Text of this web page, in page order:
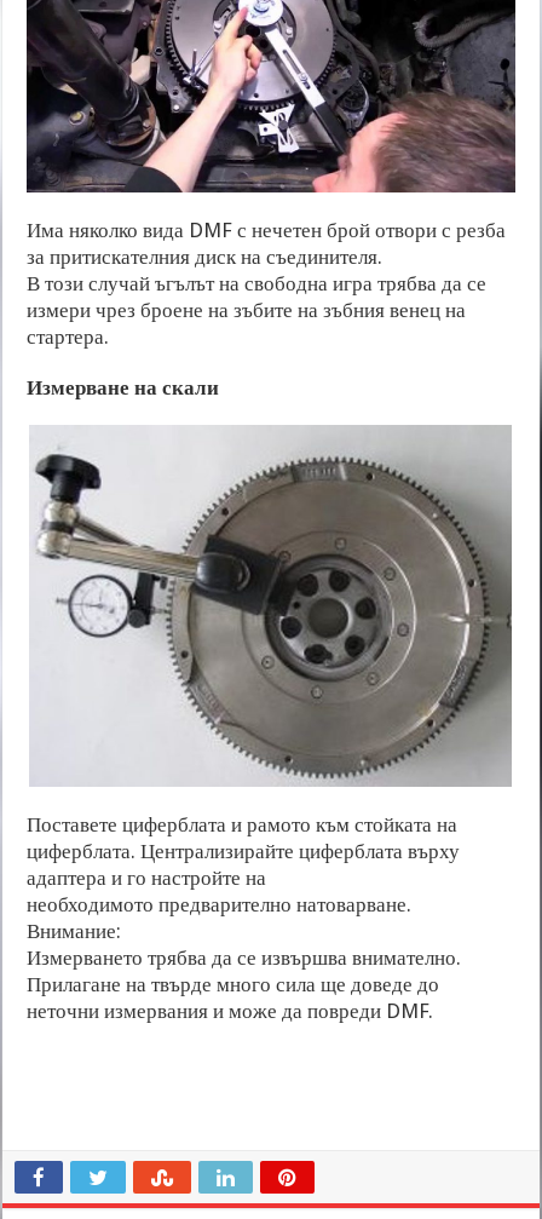
Има няколко вида DMF с нечетен брой отвори с резба
за притискателния диск на съединителя.
В този случай ъгълът на свободна игра трябва да се
измери чрез броене на зъбите на зъбния венец на
стартера.
Измерване на скали
Поставете циферблата и рамото към стойката на
циферблата. Централизирайте циферблата върху
адаптера и го настройте на
необходимото предварително натоварване.
Внимание:
Измерването трябва да се извършва внимателно.
Прилагане на твърде много сила ще доведе до
неточни измервания и може да повреди DMF.